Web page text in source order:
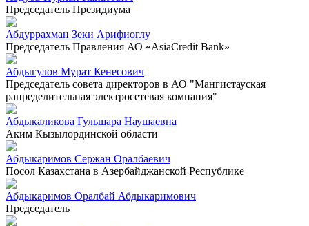
Председатель Президиума
Абдуррахман Зеки Арифиоглу
Председатель Правления АО «AsiaCredit Bank»
Абдыгулов Мурат Кенесович
Председатель совета директоров в АО "Мангистауская
рапределительная электросетевая компания"
Абдыкаликова Гульшара Наушаевна
Аким Кызылординской области
Абдыкаримов Сержан Оралбаевич
Посол Казахстана в Азербайджанской Республике
Абдыкаримов Оралбай Абдыкаримович
Председатель